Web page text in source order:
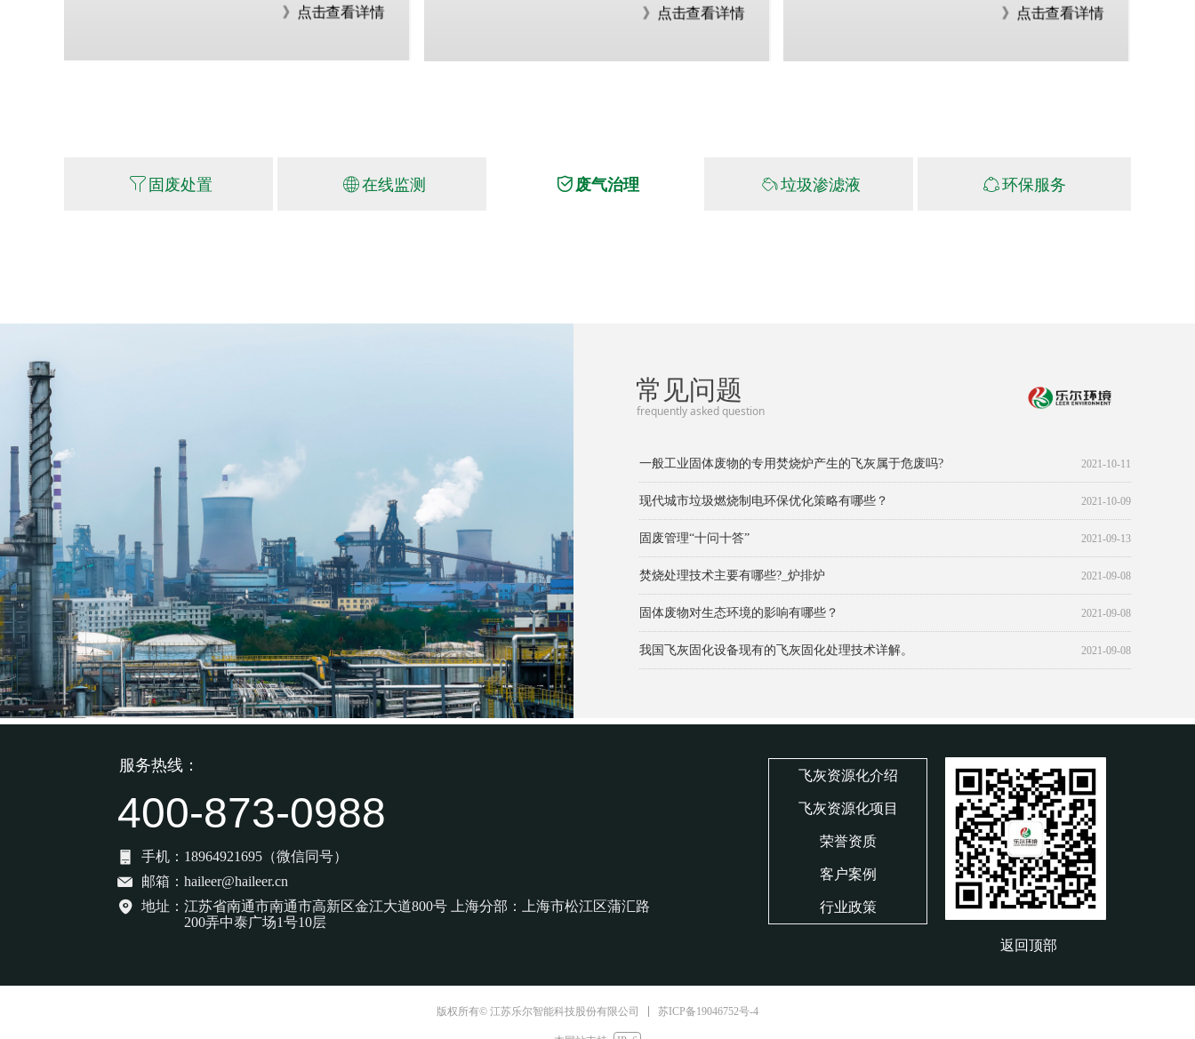
》点击查看详情 》点击查看详情
》点击查看详情
ꁒ 固废处置 ꄓ在线监测 ꀳ 废气治理 ꄂ垃圾渗滤液 ꁢ环保服务
常见问题
frequently asked question
2021-10-11
一般工业固体废物的专用焚烧炉产生的飞灰属于危废吗?
2021-10-09
现代城市垃圾燃烧制电环保优化策略有哪些？
2021-09-13
固废管理“十问十答”
2021-09-08
焚烧处理技术主要有哪些?_炉排炉
2021-09-08
固体废物对生态环境的影响有哪些？
2021-09-08
我国飞灰固化设备现有的飞灰固化处理技术详解。
手机： 18964921695（微信同号）
邮箱： haileer@haileer.cn
地址： 江苏省南通市南通市高新区金江大道800号 上海分部：上海市松江区蒲汇路
200弄中泰广场1号10层
返回顶部
服务热线：
400-873-0988
飞灰资源化介绍
飞灰资源化项目
荣誉资质
客户案例
行业政策
版权所有© 江苏乐尔智能科技股份有限公司 苏ICP备19046752号-4